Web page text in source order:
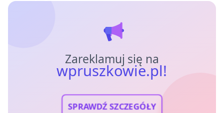
Zareklamuj się na
wpruszkowie.pl!
SPRAWDŹ SZCZEGÓŁY